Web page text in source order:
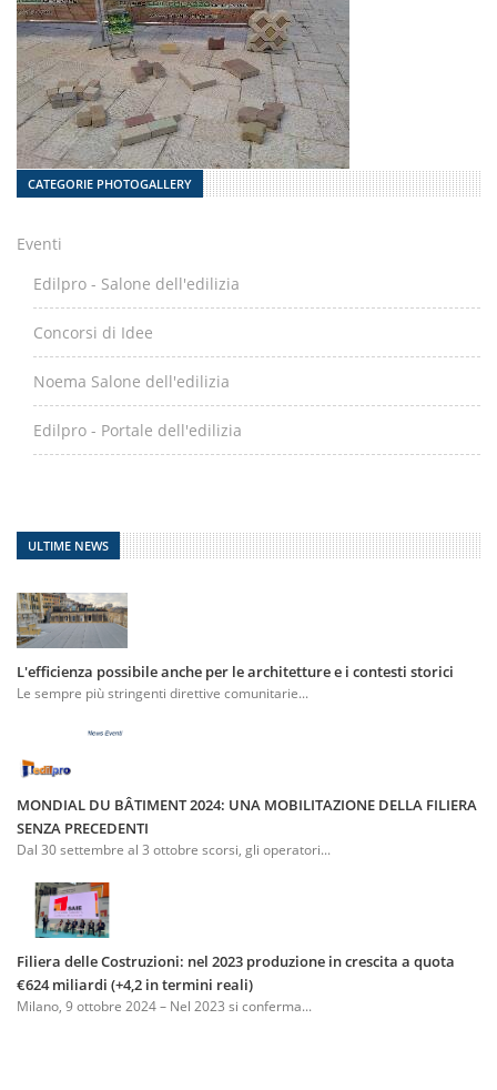
CATEGORIE PHOTOGALLERY
Eventi
Edilpro - Salone dell'edilizia
Concorsi di Idee
Noema Salone dell'edilizia
Edilpro - Portale dell'edilizia
ULTIME NEWS
L'efficienza possibile anche per le architetture e i contesti storici
Le sempre più stringenti direttive comunitarie...
MONDIAL DU BÂTIMENT 2024: UNA MOBILITAZIONE DELLA FILIERA
SENZA PRECEDENTI
Dal 30 settembre al 3 ottobre scorsi, gli operatori...
Filiera delle Costruzioni: nel 2023 produzione in crescita a quota
€624 miliardi (+4,2 in termini reali)
Milano, 9 ottobre 2024 – Nel 2023 si conferma...